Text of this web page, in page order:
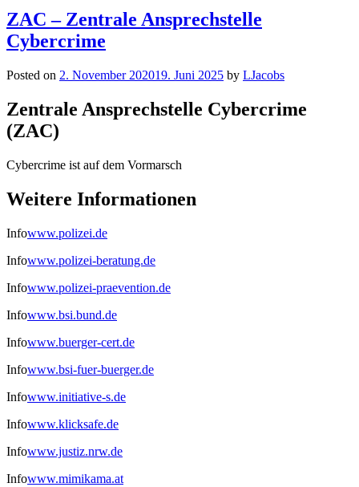
ZAC – Zentrale Ansprechstelle
Cybercrime
Posted on 2. November 202019. Juni 2025 by LJacobs
Zentrale Ansprechstelle Cybercrime
(ZAC)
Cybercrime ist auf dem Vormarsch
Weitere Informationen
Infowww.polizei.de
Infowww.polizei-beratung.de
Infowww.polizei-praevention.de
Infowww.bsi.bund.de
Infowww.buerger-cert.de
Infowww.bsi-fuer-buerger.de
Infowww.initiative-s.de
Infowww.klicksafe.de
Infowww.justiz.nrw.de
Infowww.mimikama.at